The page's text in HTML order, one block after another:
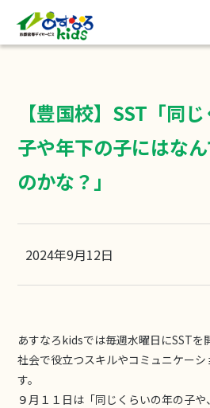
【豊国校】SST「同
子や年下の子にはな
のかな？」
2024年9月12日
あすなろkidsでは毎週水曜日にSSTを
社会で役立つスキルやコミュニケー
す。
９月１１日は「同じくらいの年の子